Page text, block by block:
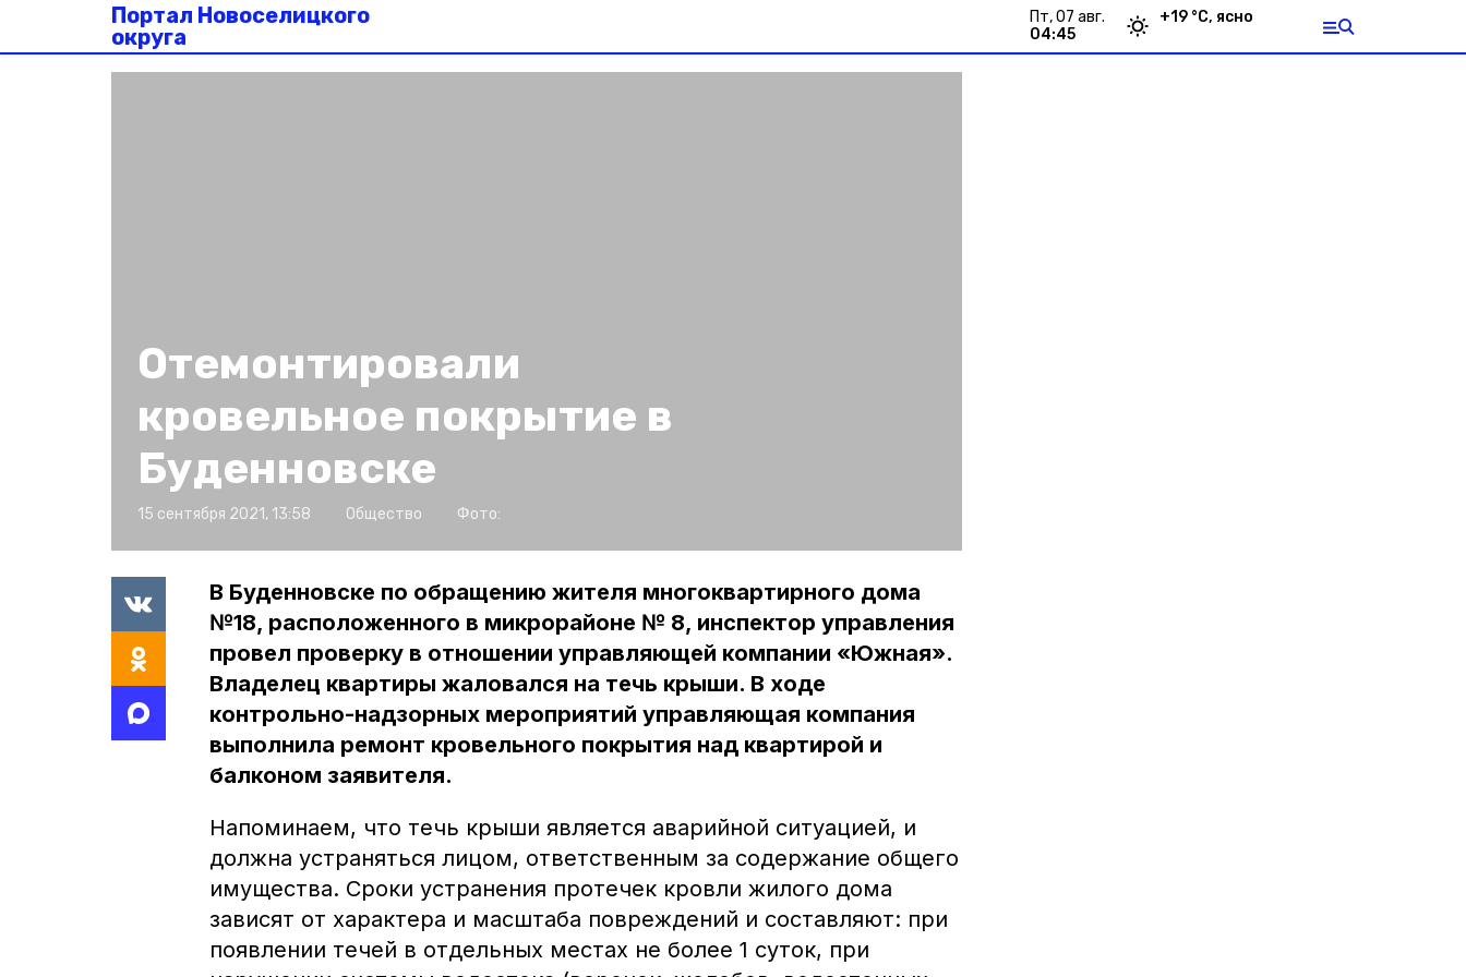
Портал Новоселицкого
округа
пт, 07 авг.
04:45
+19 °С, ясно
Отемонтировали
кровельное покрытие в
Буденновске
15 сентября 2021, 13:58 Общество Фото:
В Буденновске по обращению жителя многоквартирного дома
№18, расположенного в микрорайоне № 8, инспектор управления
провел проверку в отношении управляющей компании «Южная».
Владелец квартиры жаловался на течь крыши. В ходе
контрольно-надзорных мероприятий управляющая компания
выполнила ремонт кровельного покрытия над квартирой и
балконом заявителя.
Напоминаем, что течь крыши является аварийной ситуацией, и
должна устраняться лицом, ответственным за содержание общего
имущества. Сроки устранения протечек кровли жилого дома
зависят от характера и масштаба повреждений и составляют: при
появлении течей в отдельных местах не более 1 суток, при